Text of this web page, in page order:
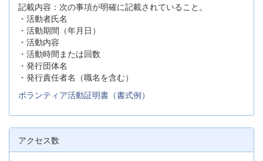
記載内容：次の事項が明確に記載されていること。
・活動者氏名
・活動期間（年月日）
・活動内容
・活動時間または回数
・発行団体名
・発行責任者名（職名を含む）
ボランティア活動証明書（書式例）
アクセス数